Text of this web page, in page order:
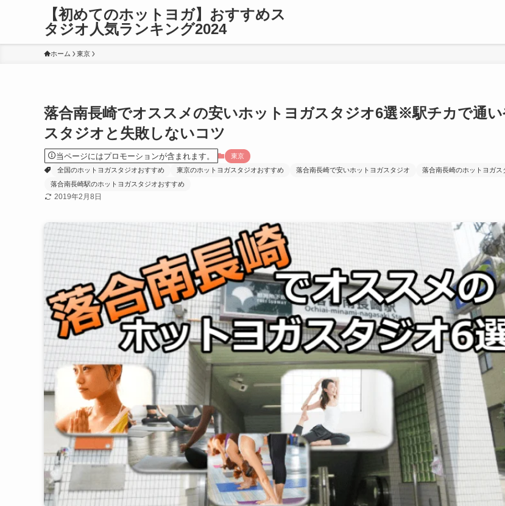
【初めてのホットヨガ】おすすめス
タジオ人気ランキング2024
ホーム 東京
落合南長崎でオススメの安いホットヨガスタジオ6選※駅チカで通
スタジオと失敗しないコツ
当ページにはプロモーションが含まれます。
東京
全国のホットヨガスタジオおすすめ
東京のホットヨガスタジオおすすめ 落合南長崎で安いホットヨガスタジオ
落合南長崎のホットヨガス
落合南長崎駅のホットヨガスタジオおすすめ
2019年2月8日